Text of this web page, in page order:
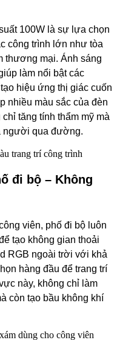
100W là sự lựa chọn
công trình lớn như tòa
thương mại. Ánh sáng
làm nổi bật các
hiệu ứng thị giác cuốn
nhiều màu sắc của đèn
chỉ tăng tính thẩm mỹ mà
người qua đường.
đi bộ – Không
viên, phố đi bộ luôn
tạo không gian thoải
RGB ngoài trời với khả
hàng đầu để trang trí
này, không chỉ làm
còn tạo bầu không khí